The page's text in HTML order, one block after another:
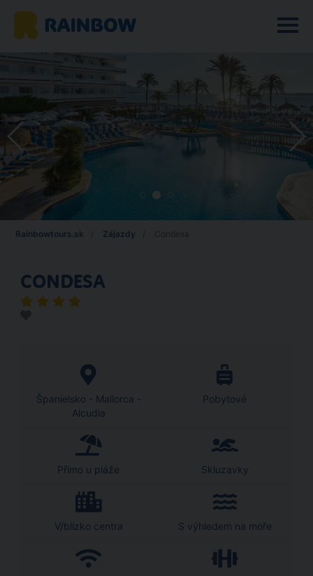
Rainbowtours.sk Zájazdy
CONDESA
Španielsko - Mallorca -
Alcudia
Pobytové
Přímo u pláže Skluzavky
V/blízko centra S výhledem na moře